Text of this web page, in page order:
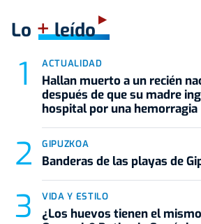
Lo +leído
ACTUALIDAD
Hallan muerto a un recién
después de que su madre
hospital por una hemorragia
GIPUZKOA
Banderas de las playas de
VIDA Y ESTILO
¿Los huevos tienen el